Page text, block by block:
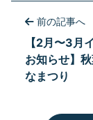
前の記事へ
【2月〜3月
お知らせ】
なまつり